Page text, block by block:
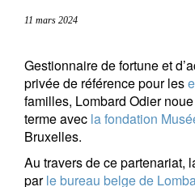
11 mars 2024
Gestionnaire de fortune et
privée de référence pour les
familles, Lombard Odier
terme avec la fondation
Bruxelles.
Au travers de ce partenariat,
parle bureau belge de